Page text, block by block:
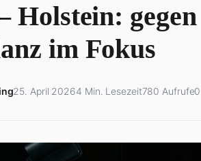
Holstein:
im Fokus
25. April 20264 Min. Lesezeit780 Aufrufe0